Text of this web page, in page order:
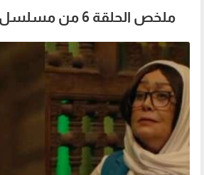
ملخص الحلقة 6 من مسلسل "ديبو"